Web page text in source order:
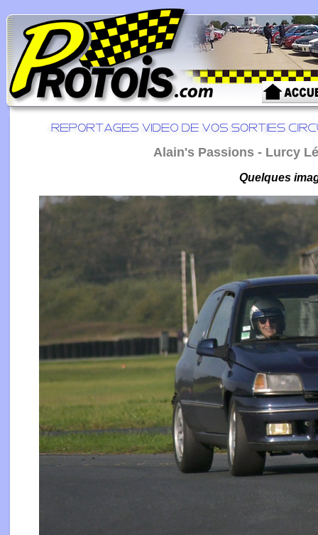
Alain's Passions - Lurcy
Quelques